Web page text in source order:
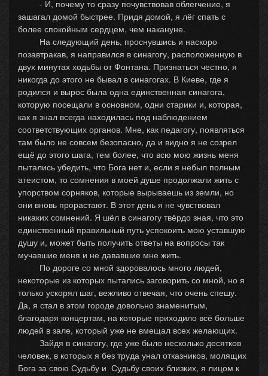
- И, почему то сразу почувствовав облегчение, я
зашагал домой быстрее. Придя домой, я лёг спать с
более спокойным сердцем, чем накануне.
На следующий день, проснувшись и наскоро
позавтракав, я направился в синагогу, расположенную в
двух минутах ходьбы от Фонтана. Признаться честно, я
никогда до этого не бывал в синагогах. В Киеве, где я
родился и вырос была одна единственная синагога,
которую посещали в основном, одни старики и, которая,
как я знал всегда находилась под наблюдением
соответствующих органов. Мне, как педагогу, появляться
там было не совсем безопасно, да и видно я не созрел
ещё до этого шага, тем более, что всю мою жизнь меня
пытались убедить, что Бога нет и, если я небыл полным
атеистом, то сомнения в моей душе продолжали жить с
упорством сорняков, которые вырываешь из земли, но
они вновь прорастают. В этот день я не чувствовал
никаких сомнений. Я шёл в синагогу твёрдо зная, что это
единственный правильный путь успокоить мою уставшую
душу и, может быть получить ответы на вопросы так
мучавшие меня и не дававшие мне жить.
По дороге со мной здоровалось много людей,
некоторые из которых пытались заговорить со мной, но я
только ускорял шаг, вежливо отвечая, что очень спешу.
Да, я стал в этом городе довольно знаменитым,
благодаря концертам, на которые приходило всё больше
людей в зале, который уже не вмещал всех желающих.
Зайдя в синагогу, где уже было несколько десятков
человек, в которых я без труда унал отказников, молящих
Бога за свою Судьбу и Судьбу своих близких, я лицом к